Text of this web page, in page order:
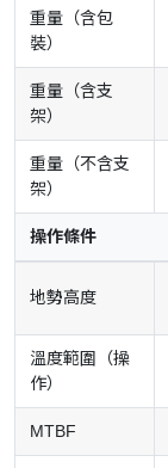
重量（含包
裝）
重量（含支
架）
重量（不含支
架）
操作條件
地勢高度
溫度範圍（操
作）
MTBF